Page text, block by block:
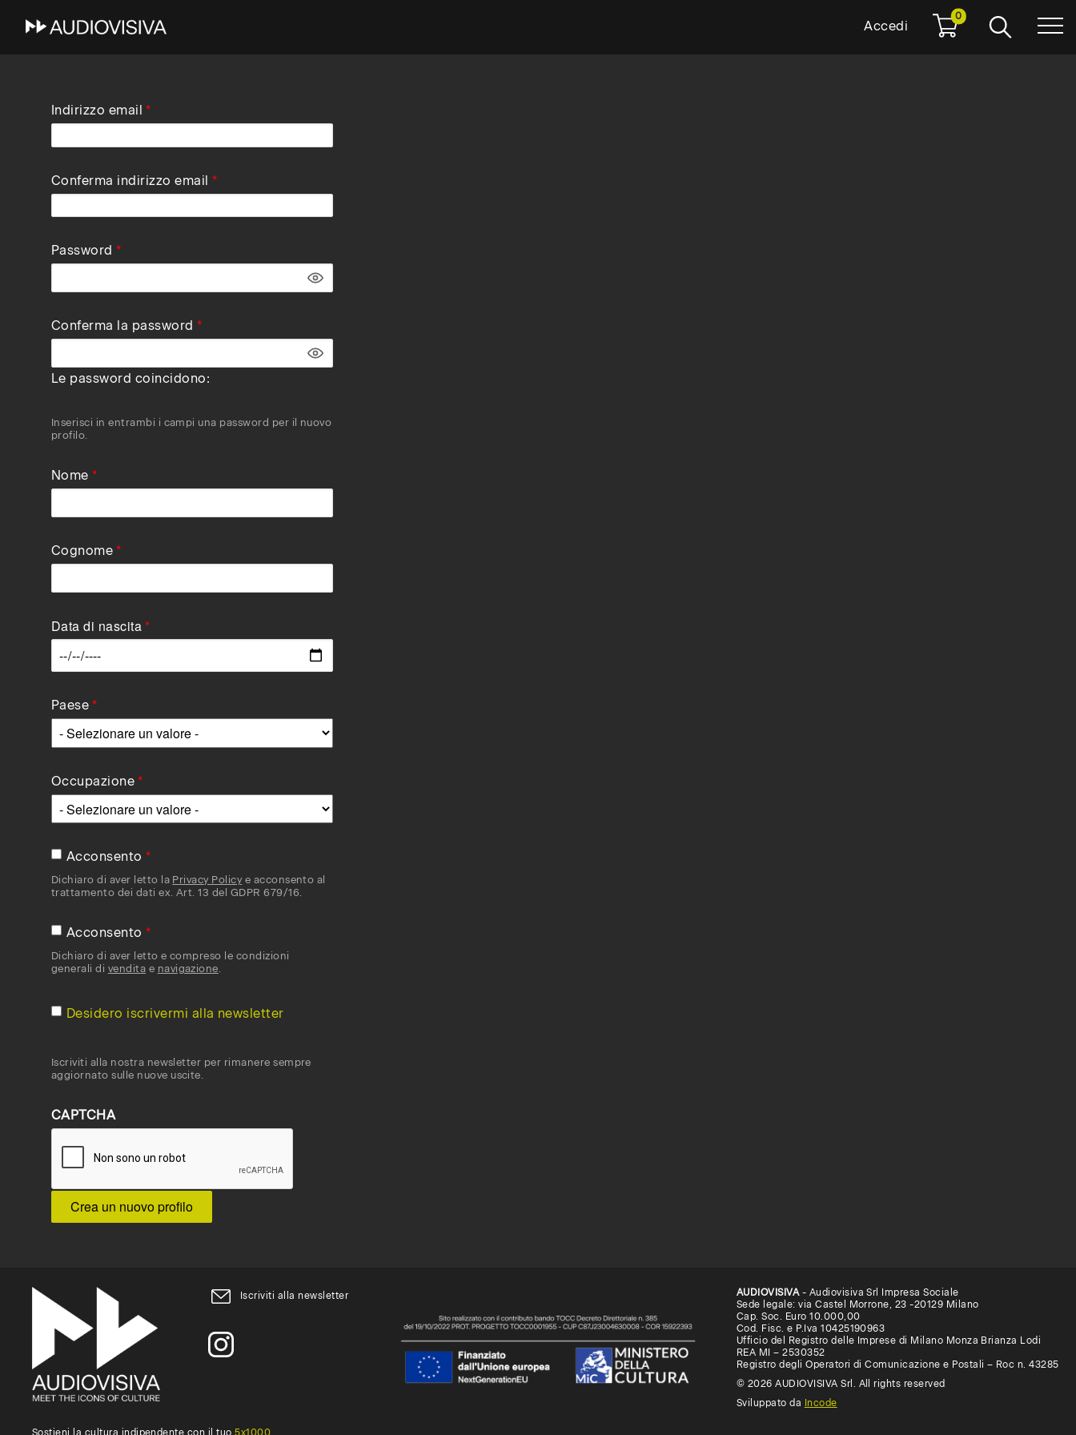
Accedi
0
Indirizzo email
Conferma indirizzo email
Password
Conferma la password
Le password coincidono:
Inserisci in entrambi i campi una password per il nuovo
profilo.
Nome
Cognome
Data di nascita
Paese
Occupazione
Acconsento
Dichiaro di aver letto la Privacy Policy e acconsento al
trattamento dei dati ex. Art. 13 del GDPR 679/16.
Acconsento
Dichiaro di aver letto e compreso le condizioni
generali di vendita e navigazione
Desidero iscrivermi alla newsletter
Iscriviti alla nostra newsletter per rimanere sempre
aggiornato sulle nuove uscite.
CAPTCHA
Iscriviti alla newsletter
Sostieni la cultura indipendente con il tuo5x1000
AUDIOVISIVA- Audiovisiva Srl Impresa Sociale
Sede legale: via Castel Morrone, 23 -20129 Milano
Cap. Soc. Euro 10.000,00
Cod. Fisc. e P.Iva 10425190963
Ufficio del Registro delle Imprese di Milano Monza Brianza Lodi
REA MI – 2530352
Registro degli Operatori di Comunicazione e Postali – Roc n. 43285
© 2026 AUDIOVISIVA Srl. All rights reserved
Sviluppato da Incode